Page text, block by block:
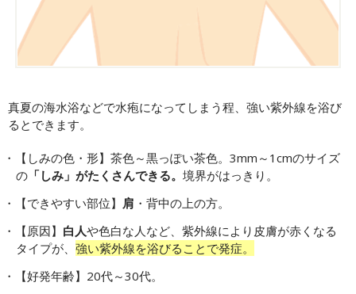
真夏の海水浴などで水疱になってしまう程、強い紫外線を浴び
るとできます。
【しみの色・形】茶色～黒っぽい茶色。3mm～1cmのサイズ
の 「しみ」がたくさんできる。 境界がはっきり。
【できやすい部位】 肩 ・背中の上の方。
【原因】 白人や色白な人など、紫外線により皮膚が赤くなる
タイプが、 強い紫外線を浴びることで発症。
【好発年齢】20代～30代。